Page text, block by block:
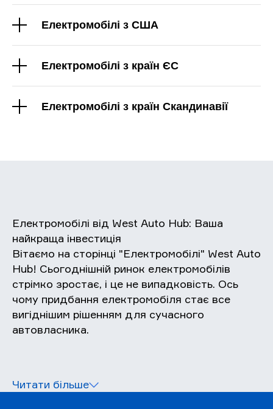
Електромобілі з США
Електромобілі з країн ЄС
Електромобілі з країн Скандинавії
Електромобілі від West Auto Hub: Ваша
найкраща інвестиція
Вітаємо на сторінці "Електромобілі" West Auto
Hub! Сьогоднішній ринок електромобілів
стрімко зростає, і це не випадковість. Ось
чому придбання електромобіля стає все
вигіднішим рішенням для сучасного
автовласника.
Читати більше